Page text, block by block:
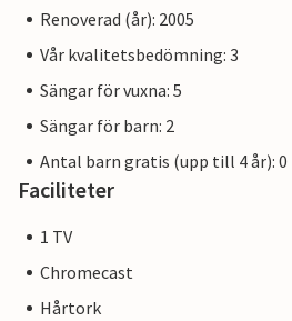
Renoverad (år): 2005
Vår kvalitetsbedömning: 3
Sängar för vuxna: 5
Sängar för barn: 2
Antal barn gratis (upp till 4 år): 0
Faciliteter
1 TV
Chromecast
Hårtork